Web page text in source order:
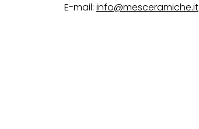
E-mail: info@mesceramiche.it